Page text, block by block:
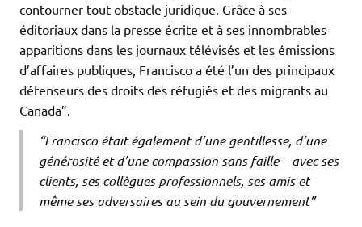
contourner tout obstacle juridique. Grâce à ses
éditoriaux dans la presse écrite et à ses innombrables
apparitions dans les journaux télévisés et les émissions
d’affaires publiques, Francisco a été l’un des principaux
défenseurs des droits des réfugiés et des migrants au
Canada”.
“Francisco était également d’une gentillesse, d’une
générosité et d’une compassion sans faille – avec ses
clients, ses collègues professionnels, ses amis et
même ses adversaires au sein du gouvernement”